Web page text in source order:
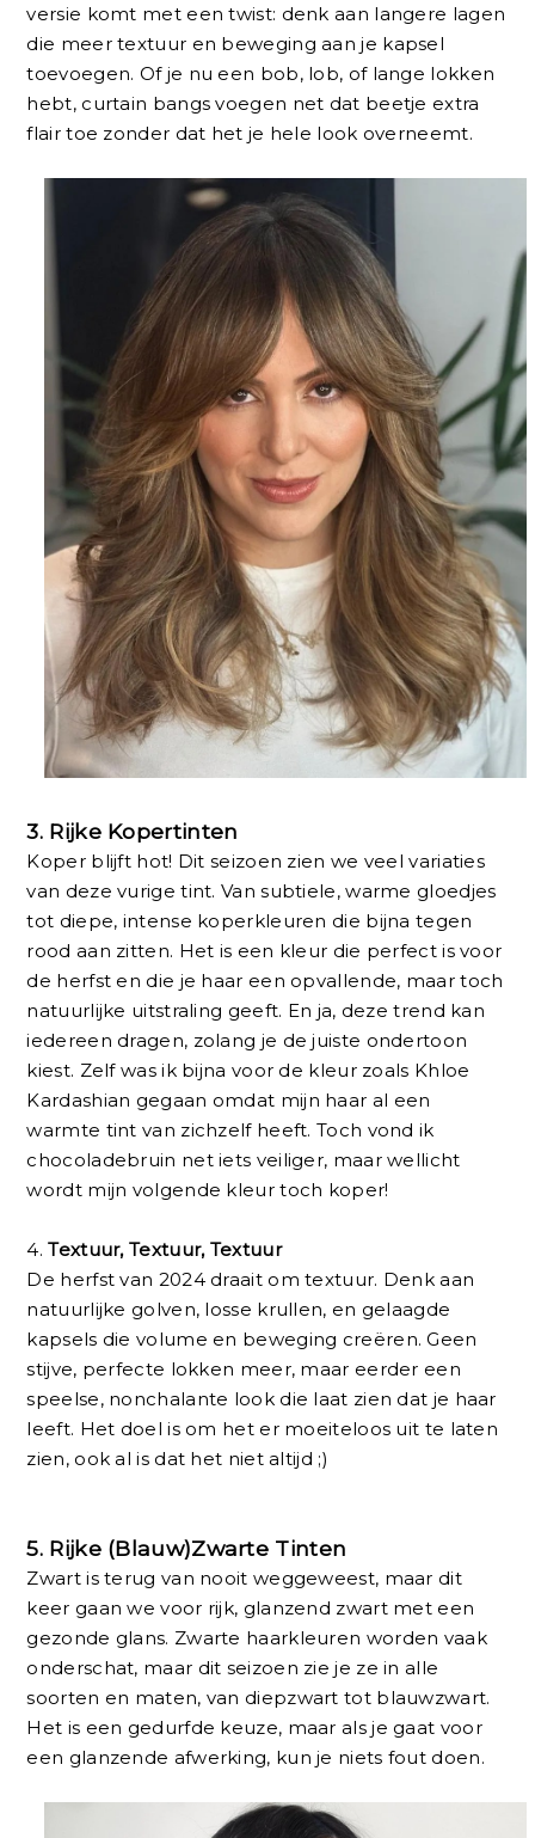
versie komt met een twist: denk aan langere lagen
die meer textuur en beweging aan je kapsel
toevoegen. Of je nu een bob, lob, of lange lokken
hebt, curtain bangs voegen net dat beetje extra
flair toe zonder dat het je hele look overneemt.
3. Rijke Kopertinten
Koper blijft hot! Dit seizoen zien we veel variaties
van deze vurige tint. Van subtiele, warme gloedjes
tot diepe, intense koperkleuren die bijna tegen
rood aan zitten. Het is een kleur die perfect is voor
de herfst en die je haar een opvallende, maar toch
natuurlijke uitstraling geeft. En ja, deze trend kan
iedereen dragen, zolang je de juiste ondertoon
kiest. Zelf was ik bijna voor de kleur zoals Khloe
Kardashian gegaan omdat mijn haar al een
warmte tint van zichzelf heeft. Toch vond ik
chocoladebruin net iets veiliger, maar wellicht
wordt mijn volgende kleur toch koper!
4.Textuur, Textuur, Textuur
De herfst van 2024 draait om textuur. Denk aan
natuurlijke golven, losse krullen, en gelaagde
kapsels die volume en beweging creëren. Geen
stijve, perfecte lokken meer, maar eerder een
speelse, nonchalante look die laat zien dat je haar
leeft. Het doel is om het er moeiteloos uit te laten
zien, ook al is dat het niet altijd ;)
5. Rijke (Blauw)Zwarte Tinten
Zwart is terug van nooit weggeweest, maar dit
keer gaan we voor rijk, glanzend zwart met een
gezonde glans. Zwarte haarkleuren worden vaak
onderschat, maar dit seizoen zie je ze in alle
soorten en maten, van diepzwart tot blauwzwart.
Het is een gedurfde keuze, maar als je gaat voor
een glanzende afwerking, kun je niets fout doen.